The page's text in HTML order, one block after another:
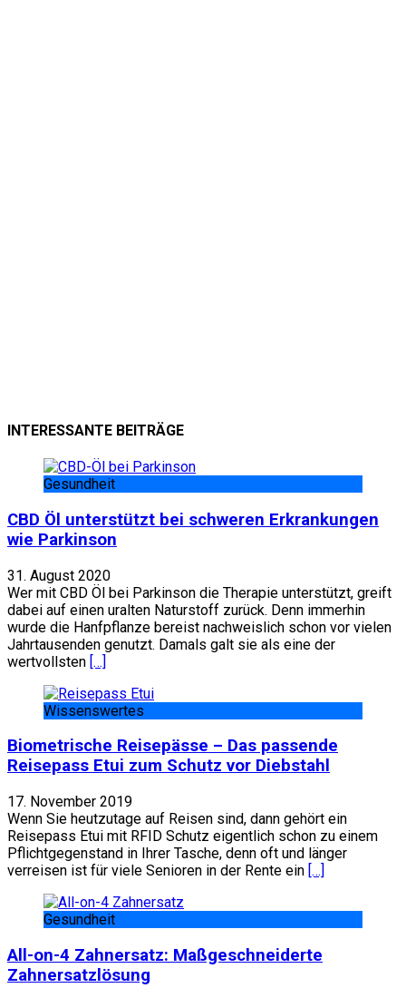
INTERESSANTE BEITRÄGE
Gesundheit
CBD Öl unterstützt bei schweren Erkrankungen
wie Parkinson
31. August 2020
Wer mit CBD Öl bei Parkinson die Therapie unterstützt, greift
dabei auf einen uralten Naturstoff zurück. Denn immerhin
wurde die Hanfpflanze bereist nachweislich schon vor vielen
Jahrtausenden genutzt. Damals galt sie als eine der
wertvollsten […]
Wissenswertes
Biometrische Reisepässe – Das passende
Reisepass Etui zum Schutz vor Diebstahl
17. November 2019
Wenn Sie heutzutage auf Reisen sind, dann gehört ein
Reisepass Etui mit RFID Schutz eigentlich schon zu einem
Pflichtgegenstand in Ihrer Tasche, denn oft und länger
verreisen ist für viele Senioren in der Rente ein […]
Gesundheit
All-on-4 Zahnersatz: Maßgeschneiderte
Zahnersatzlösung